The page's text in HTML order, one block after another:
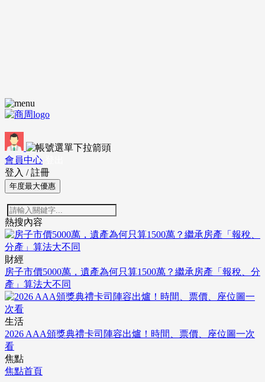
會員中心
登入 / 註冊
年度最大優惠
熱搜內容
財經
房子市價5000萬，遺產為何只算1500萬？繼承房產「報稅、分
產」算法大不同
生活
2026 AAA頒獎典禮卡司陣容出爐！時間、票價、座位圖一次
看
焦點
焦點首頁